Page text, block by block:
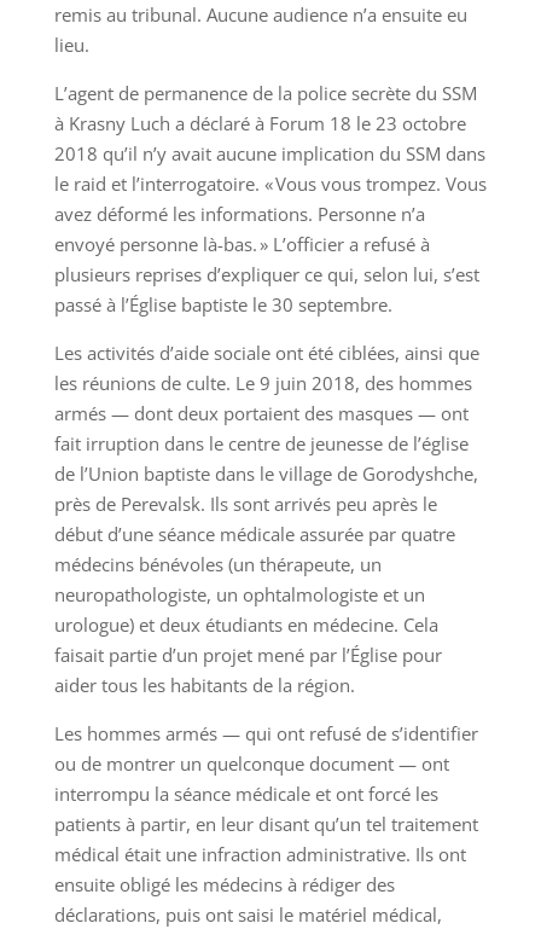
remis au tribunal. Aucune audience n’a ensuite eu
lieu.
L’agent de permanence de la police secrète du SSM
à Krasny Luch a déclaré à Forum 18 le 23 octobre
2018 qu’il n’y avait aucune implication du SSM dans
le raid et l’interrogatoire. « Vous vous trompez. Vous
avez déformé les informations. Personne n’a
envoyé personne là-bas. » L’officier a refusé à
plusieurs reprises d’expliquer ce qui, selon lui, s’est
passé à l’Église baptiste le 30 septembre.
Les activités d’aide sociale ont été ciblées, ainsi que
les réunions de culte. Le 9 juin 2018, des hommes
armés — dont deux portaient des masques — ont
fait irruption dans le centre de jeunesse de l’église
de l’Union baptiste dans le village de Gorodyshche,
près de Perevalsk. Ils sont arrivés peu après le
début d’une séance médicale assurée par quatre
médecins bénévoles (un thérapeute, un
neuropathologiste, un ophtalmologiste et un
urologue) et deux étudiants en médecine. Cela
faisait partie d’un projet mené par l’Église pour
aider tous les habitants de la région.
Les hommes armés — qui ont refusé de s’identifier
ou de montrer un quelconque document — ont
interrompu la séance médicale et ont forcé les
patients à partir, en leur disant qu’un tel traitement
médical était une infraction administrative. Ils ont
ensuite obligé les médecins à rédiger des
déclarations, puis ont saisi le matériel médical,